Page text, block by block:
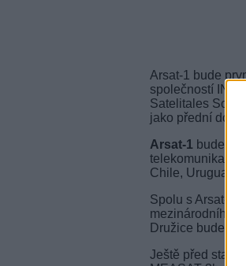
Arsat-1 bude
společností
Satelitales
jako přední
Arsat-1 bude
Chile, Uruguay
Spolu s Arsat-1
mezinárodního
Družice bude
Ještě před